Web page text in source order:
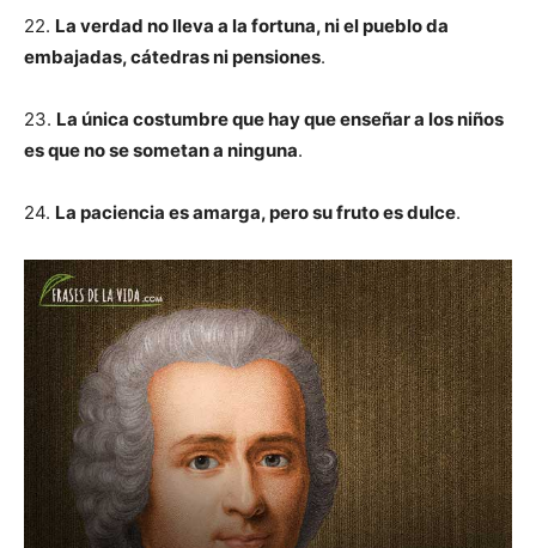
22. La verdad no lleva a la fortuna, ni el pueblo da
embajadas, cátedras ni pensiones.
23. La única costumbre que hay que enseñar a los niños
es que no se sometan a ninguna.
24. La paciencia es amarga, pero su fruto es dulce.